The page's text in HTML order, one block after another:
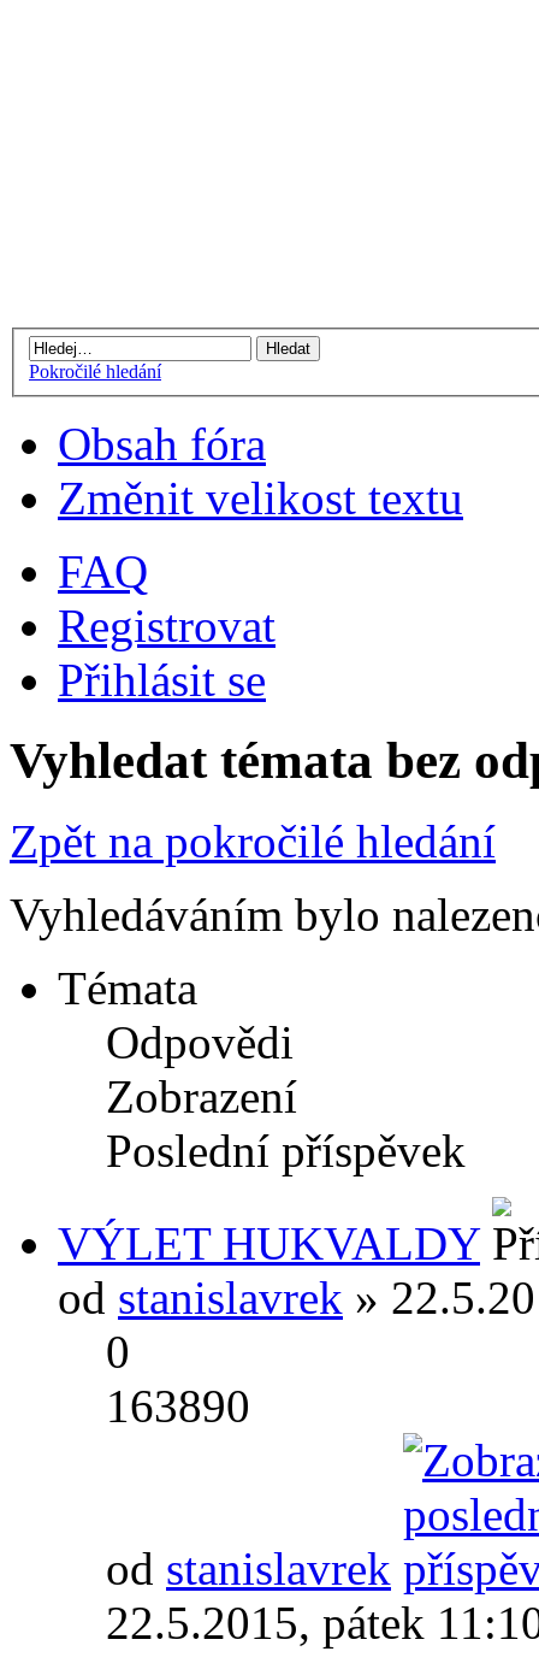
Pokročilé hledání
Obsah fóra
Změnit velikost textu
FAQ
Registrovat
Přihlásit se
Vyhledat témata bez
Zpět na pokročilé hledání
Vyhledáváním bylo
Témata
Odpovědi
Zobrazení
Poslední příspěvek
VÝLET HUKVALDY
od stanislavrek »
0
163890
od stanislavrek
22.5.2015, pátek